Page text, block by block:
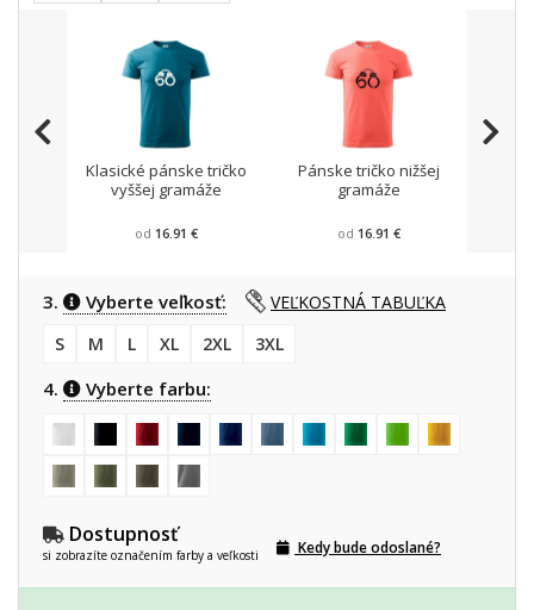
Klasické pánske tričko
vyššej gramáže
od 16.91 €
Pánske tričko nižšej
gramáže
od 16.91 €
3. Vyberte veľkosť:
VEĽKOSTNÁ TABUĽKA
S
M L XL 2XL 3XL
4. Vyberte farbu:
Dostupnosť
si zobrazíte označením farby a veľkosti Kedy bude odoslané?